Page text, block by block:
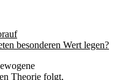
besonderen Wert legen?
Theorie folgt,